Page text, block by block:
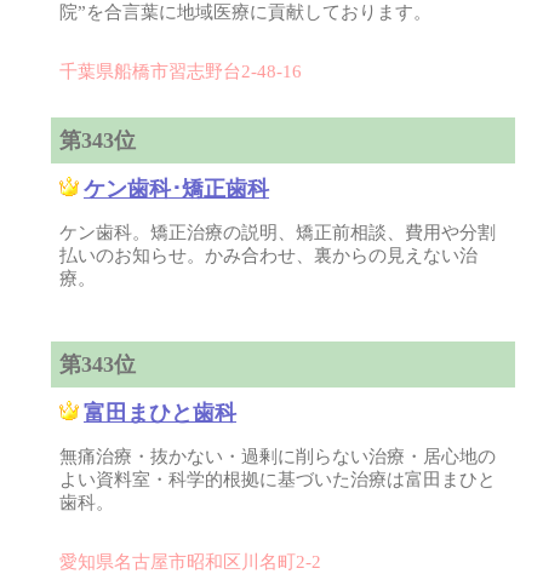
院”を合言葉に地域医療に貢献しております。
千葉県船橋市習志野台2-48-16
第343位
ケン歯科･矯正歯科
ケン歯科。矯正治療の説明、矯正前相談、費用や分割
払いのお知らせ。かみ合わせ、裏からの見えない治
療。
第343位
富田まひと歯科
無痛治療・抜かない・過剰に削らない治療・居心地の
よい資料室・科学的根拠に基づいた治療は富田まひと
歯科。
愛知県名古屋市昭和区川名町2-2